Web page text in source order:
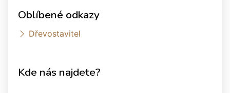
Oblíbené odkazy
Dřevostavitel
Kde nás najdete?